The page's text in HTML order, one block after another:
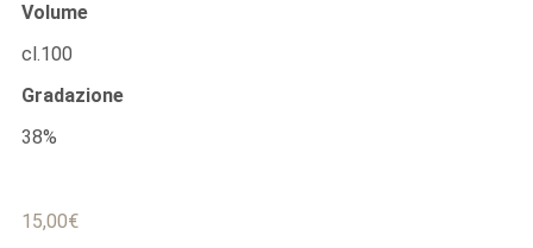
Volume
cl.100
Gradazione
38%
15,00€